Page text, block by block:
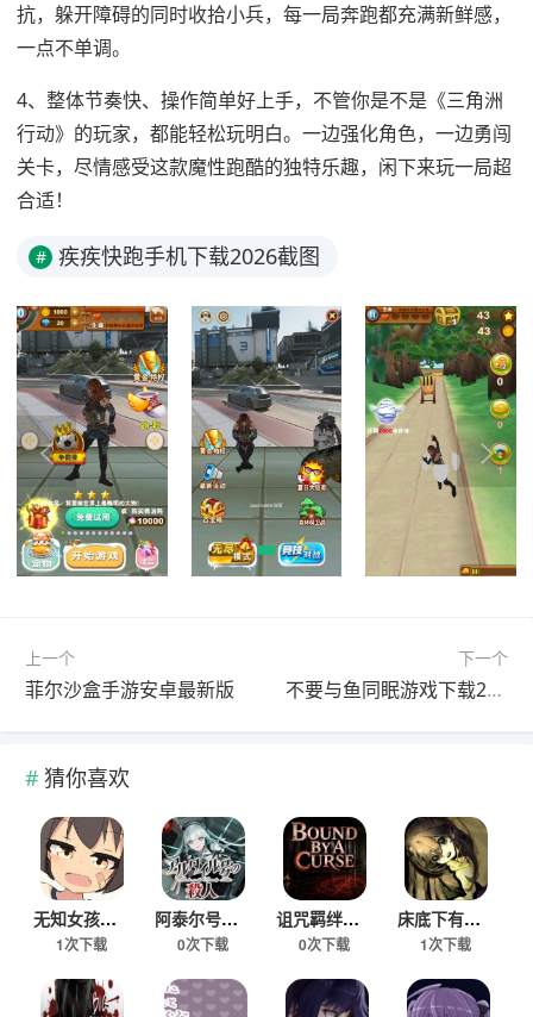
抗，躲开障碍的同时收拾小兵，每一局奔跑都充满新鲜感，
一点不单调。
4、整体节奏快、操作简单好上手，不管你是不是《三角洲
行动》的玩家，都能轻松玩明白。一边强化角色，一边勇闯
关卡，尽情感受这款魔性跑酷的独特乐趣，闲下来玩一局超
合适！
# 疾疾快跑手机下载2026截图
上一个
菲尔沙盒手游安卓最新版
下一个
不要与鱼同眠游戏下载2026
猜你喜欢
无知女孩健康检查游戏免费版
1次下载
阿泰尔号疑案安卓移植版
0次下载
诅咒羁绊手游下载免费版
0次下载
床底下有罐钱手机版下载
1次下载